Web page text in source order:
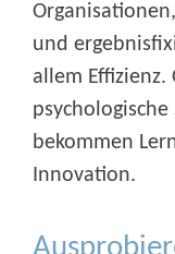
und
allem
bekommen
Innovation.